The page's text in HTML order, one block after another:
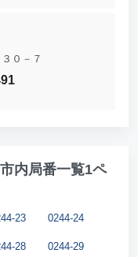
０－７
内局番一覧1ペ
23 0244-24
28 0244-29